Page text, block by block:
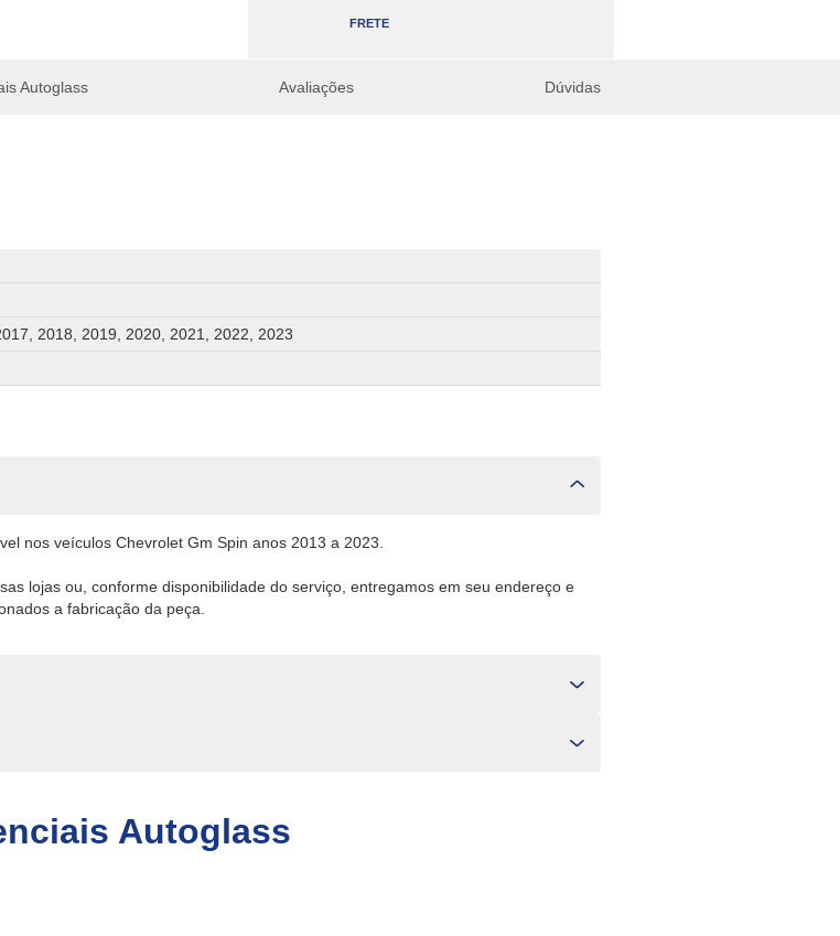
FRETE
Autoglass Avaliações Dúvidas
2018, 2019, 2020, 2021, 2022, 2023
nos veículos Chevrolet Gm Spin anos 2013 a 2023.
lojas ou, conforme disponibilidade do serviço, entregamos em seu endereço e
a fabricação da peça.
Autoglass